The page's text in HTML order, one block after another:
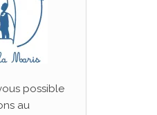
possible
au